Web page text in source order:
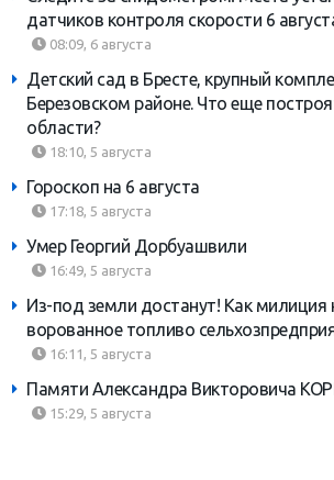
датчиков контроля скорости 6
08:09, 6 августа
Детский сад в Бресте, крупный
Березовском районе. Что еще
области?
18:10, 5 августа
Гороскоп на 6 августа
17:18, 5 августа
Умер Георгий Дорбуашвили
16:49, 5 августа
Из-под земли достанут! Как милиция
ворованное топливо
16:11, 5 августа
Памяти Александра Викторовича
15:29, 5 августа